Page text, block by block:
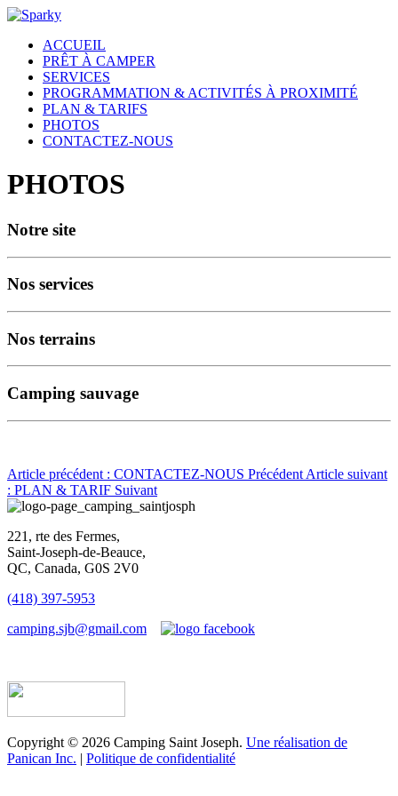
ACCUEIL
PRÊT À CAMPER
SERVICES
PROGRAMMATION & ACTIVITÉS À PROXIMITÉ
PLAN & TARIFS
PHOTOS
CONTACTEZ-NOUS
PHOTOS
Notre site
Nos services
Nos terrains
Camping sauvage
Article précédent : CONTACTEZ-NOUS Précédent Article suivant
: PLAN & TARIF Suivant
221, rte des Fermes,
Saint-Joseph-de-Beauce,
QC, Canada, G0S 2V0
(418) 397-5953
camping.sjb@gmail.com
Copyright © 2026 Camping Saint Joseph. Une réalisation de
Panican Inc. | Politique de confidentialité